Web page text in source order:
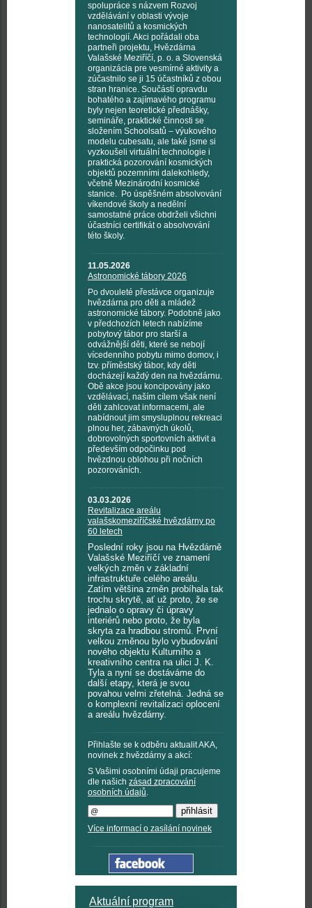
spolupráce s názvem Rozvoj
vzdělávání v oblasti vývoje
nanosatelitů a kosmických
technologií. Akci pořádali oba
partneři projektu, Hvězdárna
Valašské Meziříčí, p. o. a Slovenská
organizácia pre vesmírné aktivity a
zúčastnilo se ji 15 účastníků z obou
stran hranice. Součástí opravdu
bohatého a zajímavého programu
byly nejen teoretické přednášky,
semináře, praktické činnosti se
složením Schoolsatů – výukového
modelu cubesatu, ale také jsme si
vyzkoušeli virtuální technologie i
praktická pozorování kosmických
objektů pozemními dalekohledy,
včetně Mezinárodní kosmické
stanice. Po úspěšném absolvování
víkendové školy a nedělní
samostatné práce obdrželi všichni
účastníci certifikát o absolvování
této školy.
11.05.2026
Astronomické tábory 2026
Po dvouleté přestávce organizuje
hvězdárna pro děti a mládež
astronomické tábory. Podobně jako
v předchozích letech nabízíme
pobytový tábor pro starší a
odvážnější děti, které se nebojí
vícedenního pobytu mimo domov, i
tzv. příměstský tábor, kdy děti
docházejí každý den na hvězdárnu.
Obě akce jsou koncipovány jako
vzdělávací, naším cílem však není
děti zahlcovat informacemi, ale
nabídnout jim smysluplnou rekreaci
plnou her, zábavných úkolů,
dobrovolných sportovních aktivit a
především odpočinku pod
hvězdnou oblohou při nočních
pozorováních.
03.03.2026
Revitalizace areálu
valašskomeziříčské hvězdárny po
60 letech
Poslední roky jsou na Hvězdárně
Valašské Meziříčí ve znamení
velkých změn v základní
infrastruktuře celého areálu.
Zatím většina změn probíhala tak
trochu skrytě, ať už proto, že se
jednalo o opravy či úpravy
interiérů nebo proto, že byla
skryta za hradbou stromů. První
velkou změnou bylo vybudování
nového objektu Kulturního a
kreativního centra na ulici J. K.
Tyla a nyní se dostáváme do
další etapy, která je svou
povahou velmi zřetelná. Jedná se
o komplexní revitalizaci oplocení
a areálu hvězdárny.
Přihlašte se k odběru aktualit AKA,
novinek z hvězdárny a akcí:
S Vašimi osobními údaji pracujeme
dle našich zásad zpracování
osobních údajů.
Více informací o zasílání novinek
Aktuální program